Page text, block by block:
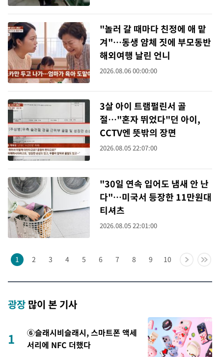
"놀러 갈 때마다 친정에 애 맡
겨"…동생 얌체 짓에 부모동반
해외여행 날린 언니
2026.08.06 00:00:00
3살 아이 트램펄린서 골
절…"혼자 뛰었다"던 아이,
CCTV엔 뜻밖의 장면
2026.08.05 22:07:00
"30일 연속 입어도 냄새 안 난
다"…미국서 등장한 11만원대
티셔츠
2026.08.05 22:01:00
1 2 3 4 5 6 7 8 9 10
광장 많이 본 기사
1
⑥슬래시비슬래시, 스마트폰 액세
서리에 NFC 더했다